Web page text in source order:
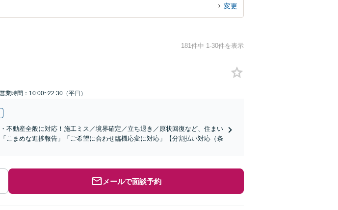
変更
181件中 1-30件を表示
営業時間：10:00~22:30（平日）
不動産全般に対応！施工ミス／境界確定／立ち退き／原状回復など、住まい
こまめな進捗報告」「ご希望に合わせ臨機応変に対応」【分割払い対応（条
メールで面談予約